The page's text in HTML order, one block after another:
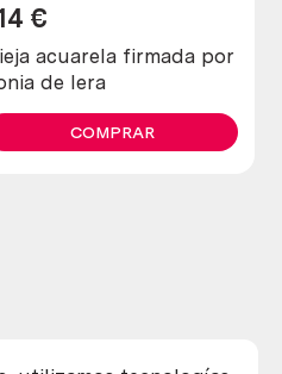
acuarela firmada por
de lera
€
COMPRAR